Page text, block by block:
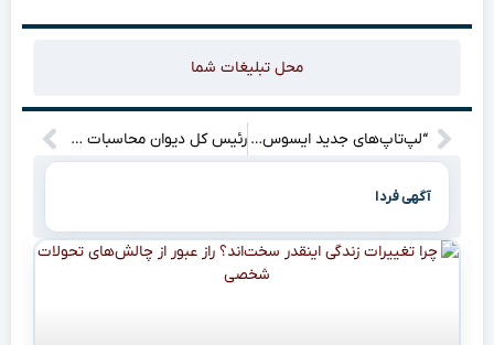
محل تبلیغات شما
“لپ‌تاپ‌های جدید ایسوس: ترکیب جذاب طراحی خیره‌کننده و هوش مصنوعی پیشرفته رئیس کل دیوان محاسبات چه پیام مهمی برای خبرنگاران در روز خبرنگار دارد؟
آگهی فردا